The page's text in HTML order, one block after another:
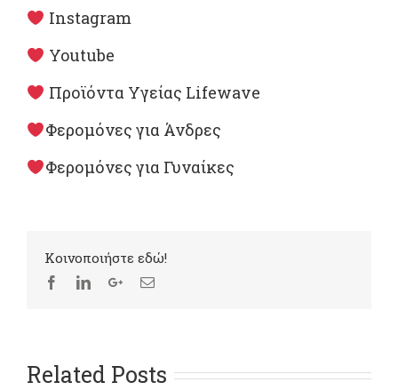
Instagram
Youtube
Προϊόντα Υγείας Lifewave
Φερομόνες για Άνδρες
Φερομόνες για Γυναίκες
Kοινοποιήστε εδώ!
Related Posts